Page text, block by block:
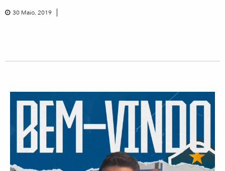
30 Maio, 2019